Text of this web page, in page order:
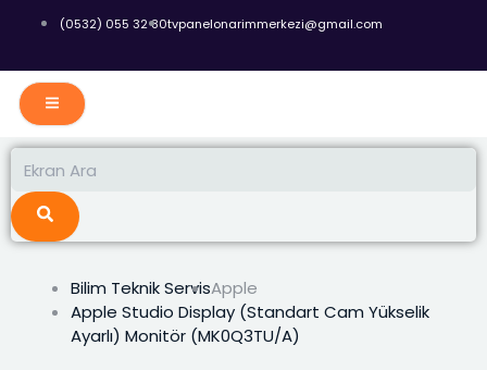
(0532) 055 32 80tvpanelonarimmerkezi@gmail.com
Bilim Teknik ServisApple
Apple Studio Display (Standart Cam Yükselik
Ayarlı) Monitör (MK0Q3TU/A)